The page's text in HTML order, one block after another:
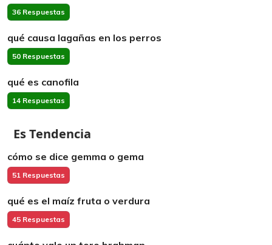
36 Respuestas
qué causa lagañas en los perros
50 Respuestas
qué es canofila
14 Respuestas
Es Tendencia
cómo se dice gemma o gema
51 Respuestas
qué es el maíz fruta o verdura
45 Respuestas